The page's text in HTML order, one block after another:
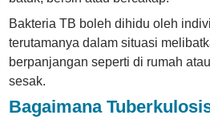
Bakteria TB boleh dihidu oleh
terutamanya dalam situasi
berpanjangan seperti di rumah
sesak.
Bagaimana